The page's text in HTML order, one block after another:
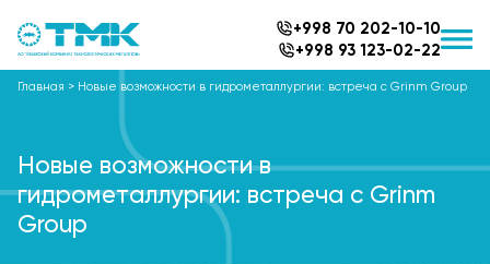
+998 70 202-10-10
+998 93 123-02-22
Главная > Новые возможности в гидрометаллургии: встреча с Grinm Group
Новые возможности в
гидрометаллургии: встреча с Grinm
Group